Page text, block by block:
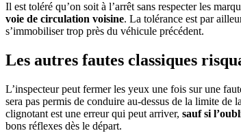
Il est toléré qu’on soit à l’arrêt sans respecter les
voie de circulation voisine. La tolérance est par
s’immobiliser trop près du véhicule précédent.
Les autres fautes classiques
L’inspecteur peut fermer les yeux une fois sur une
sera pas permis de conduire au-dessus de la limite
clignotant est une erreur qui peut arriver, sauf si
bons réflexes dès le départ.